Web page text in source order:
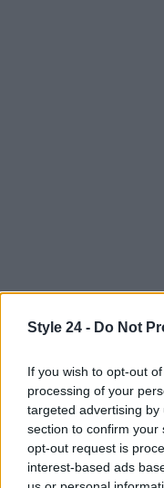
Style 24 - Do Not
If you wish to opt-out
processing of your
targeted advertising
section to confirm your
opt-out request is
interest-based ads
Continua a
BELLEZZA